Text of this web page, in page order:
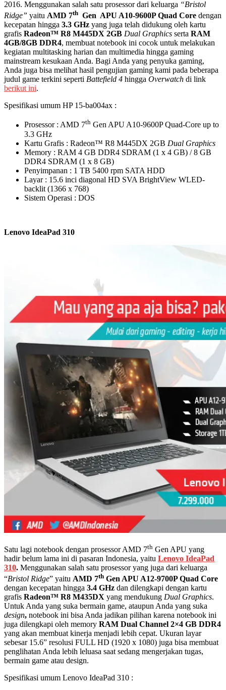
2016. Menggunakan salah satu prosessor dari keluarga “Bristol
Ridge” yaitu AMD 7th Gen APU A10-9600P Quad Core dengan
kecepatan hingga 3.3 GHz yang juga telah didukung oleh kartu
grafis Radeon™ R8 M445DX 2GB Dual Graphics serta RAM
4GB/8GB DDR4, membuat notebook ini cocok untuk melakukan
kegiatan multitasking harian dan multimedia hingga gaming
mainstream kesukaan Anda. Bagi Anda yang penyuka gaming,
Anda juga bisa melihat hasil pengujian gaming kami pada beberapa
judul game terkini seperti Battefield 4 hingga Overwatch di link
berikut ini.
Spesifikasi umum HP 15-ba004ax :
Prosessor : AMD 7th Gen APU A10-9600P Quad-Core up to
3.3 GHz
Kartu Grafis : Radeon™ R8 M445DX 2GB Dual Graphics
Memory : RAM 4 GB DDR4 SDRAM (1 x 4 GB) / 8 GB
DDR4 SDRAM (1 x 8 GB)
Penyimpanan : 1 TB 5400 rpm SATA HDD
Layar : 15.6 inci diagonal HD SVA BrightView WLED-
backlit (1366 x 768)
Sistem Operasi : DOS
Lenovo IdeaPad 310
Satu lagi notebook dengan prosessor AMD 7th Gen APU yang
hadir belum lama ini di pasaran Indonesia, yaitu Lenovo IdeaPad
310. Menggunakan salah satu prosessor yang juga dari keluarga
“Bristol Ridge” yaitu AMD 7th Gen APU A12-9700P Quad Core
dengan kecepatan hingga 3.4 GHz dan dilengkapi dengan kartu
grafis Radeon™ R8 M435DX yang mendukung Dual Graphics.
Untuk Anda yang suka bermain game, ataupun Anda yang suka
design, notebook ini bisa Anda jadikan pilihan karena notebook ini
juga dilengkapi oleh memory RAM Dual Channel 2×4 GB DDR4
yang akan membuat kinerja menjadi lebih cepat. Ukuran layar
sebesar 15.6” resolusi FULL HD (1920 x 1080) juga bisa membuat
penglihatan Anda lebih leluasa saat sedang mengerjakan tugas,
bermain game atau design.
Spesifikasi umum Lenovo IdeaPad 310 :